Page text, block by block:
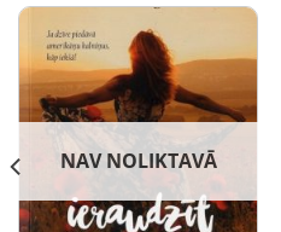
NAV NOLIKTAVĀ